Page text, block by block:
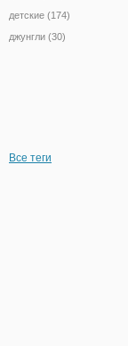
детские (174)
джунгли (30)
Все теги